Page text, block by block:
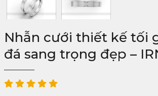
Nhẫn cưới thiết kế tối
đá sang trọng đẹp –